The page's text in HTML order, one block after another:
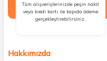
Tüm alışverişlerinizde peşin nakit
veya kredi kartı ile kapıda ödeme
gerçekleştirebilirsiniz.
Hakkımızda